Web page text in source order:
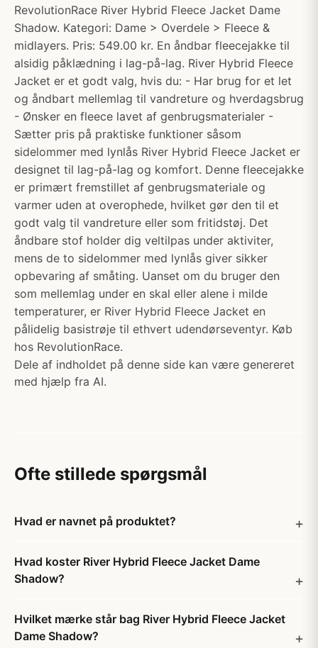
RevolutionRace River Hybrid Fleece Jacket Dame
Shadow. Kategori: Dame > Overdele > Fleece &
midlayers. Pris: 549.00 kr. En åndbar fleecejakke til
alsidig påklædning i lag-på-lag. River Hybrid Fleece
Jacket er et godt valg, hvis du: - Har brug for et let
og åndbart mellemlag til vandreture og hverdagsbrug
- Ønsker en fleece lavet af genbrugsmaterialer -
Sætter pris på praktiske funktioner såsom
sidelommer med lynlås River Hybrid Fleece Jacket er
designet til lag-på-lag og komfort. Denne fleecejakke
er primært fremstillet af genbrugsmateriale og
varmer uden at overophede, hvilket gør den til et
godt valg til vandreture eller som fritidstøj. Det
åndbare stof holder dig veltilpas under aktiviter,
mens de to sidelommer med lynlås giver sikker
opbevaring af småting. Uanset om du bruger den
som mellemlag under en skal eller alene i milde
temperaturer, er River Hybrid Fleece Jacket en
pålidelig basistrøje til ethvert udendørseventyr. Køb
hos RevolutionRace.
Dele af indholdet på denne side kan være genereret
med hjælp fra AI.
Ofte stillede spørgsmål
Hvad er navnet på produktet?
Hvad koster River Hybrid Fleece Jacket Dame
Shadow?
Hvilket mærke står bag River Hybrid Fleece Jacket
Dame Shadow?